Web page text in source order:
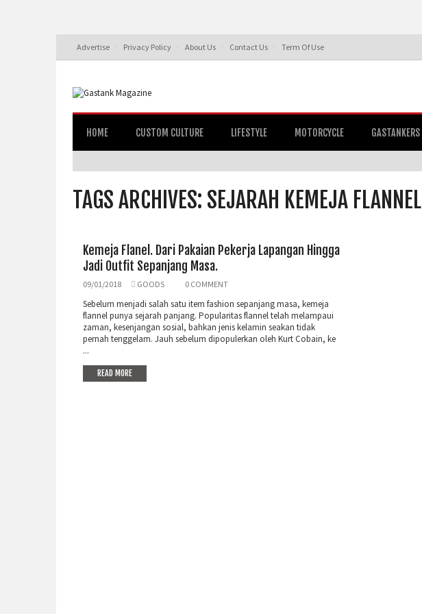
Advertise Privacy Policy About Us Contact Us Term Of Use
HOME CUSTOM CULTURE LIFESTYLE MOTORCYCLE GASTANKERS
TAGS ARCHIVES: SEJARAH KEMEJA FLANNEL
Kemeja Flanel. Dari Pakaian Pekerja Lapangan Hingga
Jadi Outfit Sepanjang Masa.
09/01/2018 GOODS 0 COMMENT
Sebelum menjadi salah satu item fashion sepanjang masa, kemeja
flannel punya sejarah panjang. Popularitas flannel telah melampaui
zaman, kesenjangan sosial, bahkan jenis kelamin seakan tidak
pernah tenggelam. Jauh sebelum dipopulerkan oleh Kurt Cobain, ke
...
READ MORE